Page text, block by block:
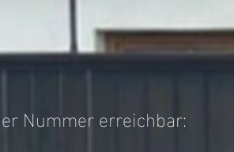
Nummer erreichbar: